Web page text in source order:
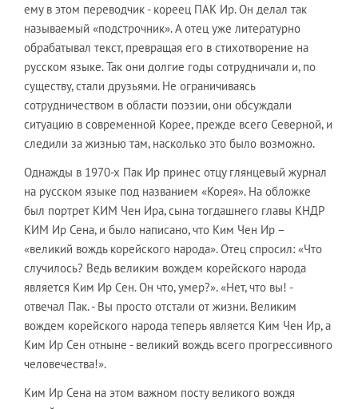
ему в этом переводчик - кореец ПАК Ир. Он делал так
называемый «подстрочник». А отец уже литературно
обрабатывал текст, превращая его в стихотворение на
русском языке. Так они долгие годы сотрудничали и, по
существу, стали друзьями. Не ограничиваясь
сотрудничеством в области поэзии, они обсуждали
ситуацию в современной Корее, прежде всего Северной, и
следили за жизнью там, насколько это было возможно.
Однажды в 1970-х Пак Ир принес отцу глянцевый журнал
на русском языке под названием «Корея». На обложке
был портрет КИМ Чен Ира, сына тогдашнего главы КНДР
КИМ Ир Сена, и было написано, что Ким Чен Ир –
«великий вождь корейского народа». Отец спросил: «Что
случилось? Ведь великим вождем корейского народа
является Ким Ир Сен. Он что, умер?». «Нет, что вы! -
отвечал Пак. - Вы просто отстали от жизни. Великим
вождем корейского народа теперь является Ким Чен Ир, а
Ким Ир Сен отныне - великий вождь всего прогрессивного
человечества!».
Ким Ир Сена на этом важном посту великого вождя